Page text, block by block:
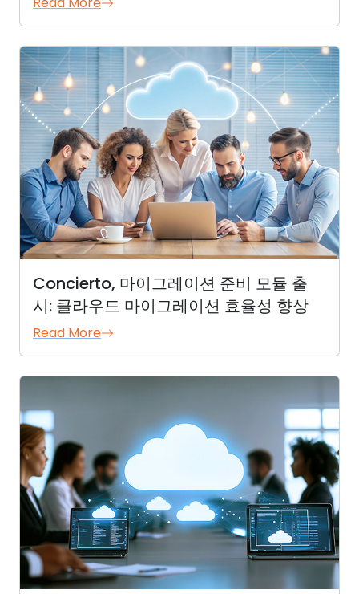
Concierto, 마이그레이션 준비 모듈 출
시: 클라우드 마이그레이션 효율성 향상
Read More